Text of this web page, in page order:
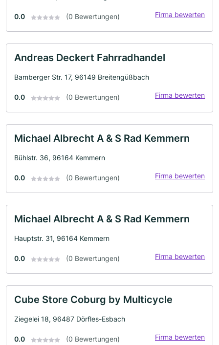
0.0 (0 Bewertungen) Firma bewerten
Andreas Deckert Fahrradhandel
Bamberger Str. 17, 96149 Breitengüßbach
0.0 (0 Bewertungen) Firma bewerten
Michael Albrecht A & S Rad Kemmern
Bühlstr. 36, 96164 Kemmern
0.0 (0 Bewertungen) Firma bewerten
Michael Albrecht A & S Rad Kemmern
Hauptstr. 31, 96164 Kemmern
0.0 (0 Bewertungen) Firma bewerten
Cube Store Coburg by Multicycle
Ziegelei 18, 96487 Dörfles-Esbach
0.0 (0 Bewertungen) Firma bewerten